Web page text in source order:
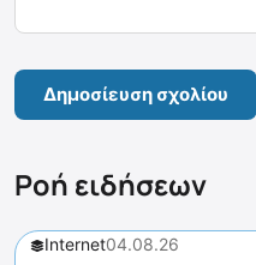
Ροή ειδήσεων
Internet04.08.26